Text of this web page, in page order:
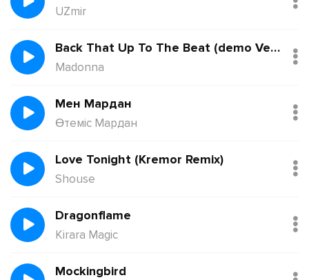
UZmir
Back That Up To The Beat (demo Version)
Madonna
Мен Мардан
Өтеміс Мардан
Love Tonight (Kremor Remix)
Shouse
Dragonflame
Kirara Magic
Mockingbird